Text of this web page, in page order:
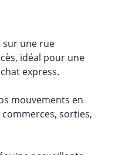
sur une rue
idéal pour une
express.
mouvements en
sorties,